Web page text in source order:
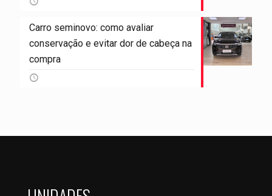
Carro seminovo: como avaliar
conservação e evitar dor de cabeça na
compra